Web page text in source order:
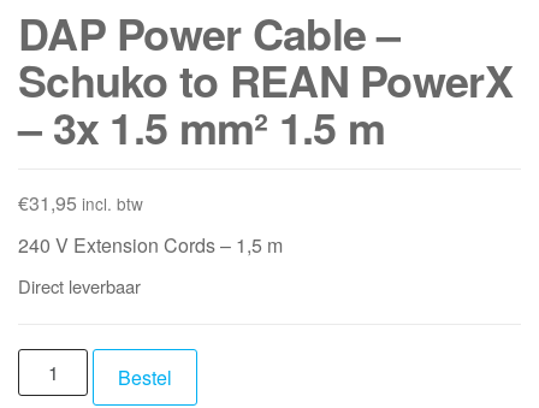
DAP Power Cable –
Schuko to REAN PowerX
– 3x 1.5 mm² 1.5 m
€31,95 incl. btw
240 V Extension Cords – 1,5 m
Direct leverbaar
DAP
Power
Bestel